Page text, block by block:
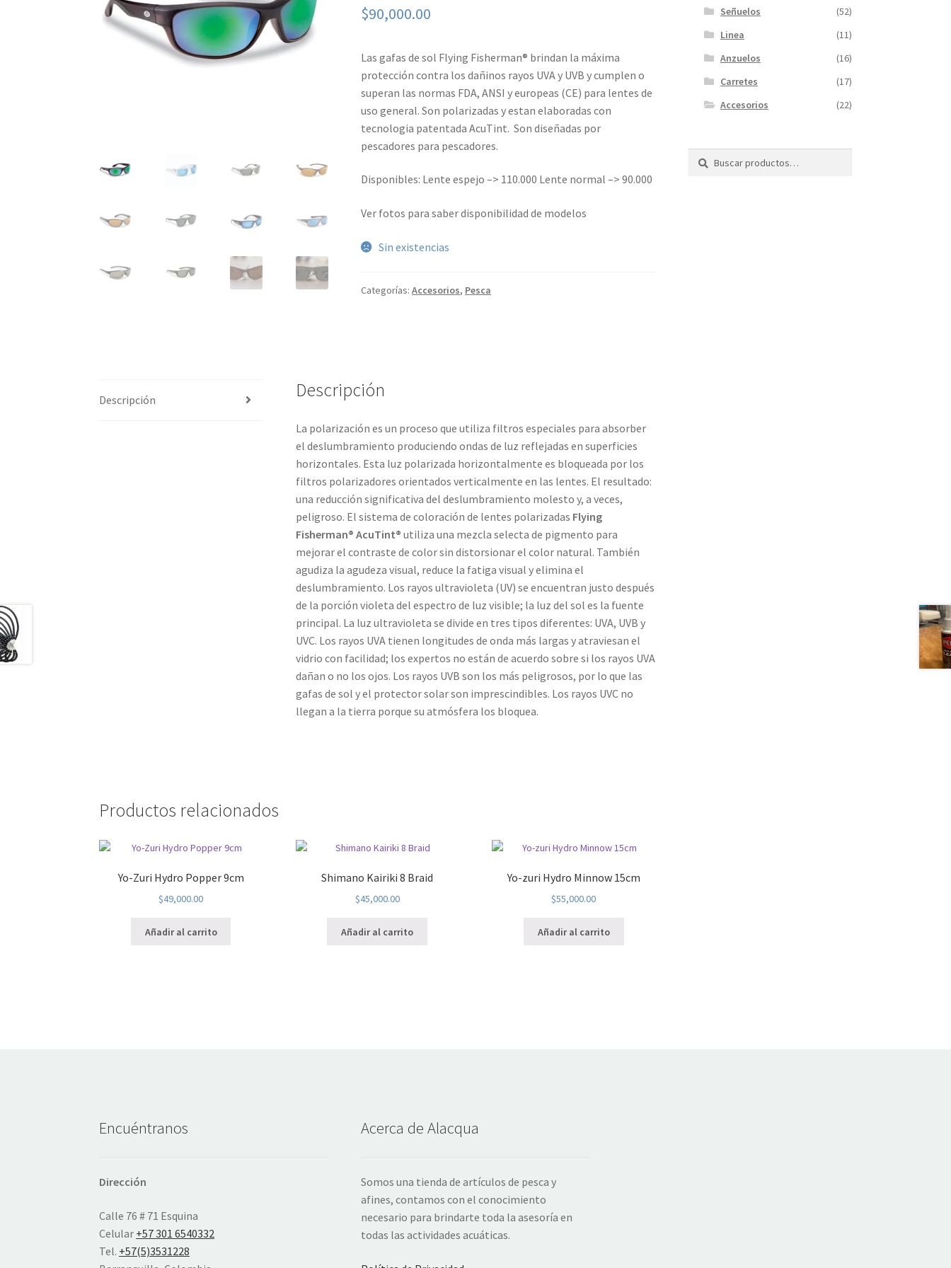
$90,000.00
Las gafas de sol Flying Fisherman® brindan la máxima
protección contra los dañinos rayos UVA y UVB y cumplen o
superan las normas FDA, ANSI y europeas (CE) para lentes de
uso general. Son polarizadas y estan elaboradas con
tecnologia patentada AcuTint. Son diseñadas por
pescadores para pescadores.
Disponibles: Lente espejo –> 110.000 Lente normal –> 90.000
Ver fotos para saber disponibilidad de modelos
Sin existencias
Categorías:Accesorios, Pesca
Descripción Descripción
La polarización es un proceso que utiliza filtros especiales para absorber
el deslumbramiento produciendo ondas de luz reflejadas en superficies
horizontales. Esta luz polarizada horizontalmente es bloqueada por los
filtros polarizadores orientados verticalmente en las lentes. El resultado:
una reducción significativa del deslumbramiento molesto y, a veces,
peligroso. El sistema de coloración de lentes polarizadas Flying
Fisherman® AcuTint® utiliza una mezcla selecta de pigmento para
mejorar el contraste de color sin distorsionar el color natural. También
agudiza la agudeza visual, reduce la fatiga visual y elimina el
deslumbramiento. Los rayos ultravioleta (UV) se encuentran justo después
de la porción violeta del espectro de luz visible; la luz del sol es la fuente
principal. La luz ultravioleta se divide en tres tipos diferentes: UVA, UVB y
UVC. Los rayos UVA tienen longitudes de onda más largas y atraviesan el
vidrio con facilidad; los expertos no están de acuerdo sobre si los rayos UVA
dañan o no los ojos. Los rayos UVB son los más peligrosos, por lo que las
gafas de sol y el protector solar son imprescindibles. Los rayos UVC no
llegan a la tierra porque su atmósfera los bloquea.
Productos relacionados
Yo-Zuri Hydro Popper 9cm
$49,000.00
Añadir al carrito
Shimano Kairiki 8 Braid
$45,000.00
Añadir al carrito
Yo-zuri Hydro Minnow 15cm
$55,000.00
Añadir al carrito
Señuelos
(52)
Linea
(11)
Anzuelos
(16)
Carretes
(17)
Accesorios
(22)
Buscar
Buscar
Encuéntranos
Dirección
Calle 76 # 71 Esquina
Celular +57 301 6540332
Tel. +57(5)3531228
Acerca de Alacqua
Somos una tienda de artículos de pesca y
afines, contamos con el conocimiento
necesario para brindarte toda la asesoría en
todas las actividades acuáticas.